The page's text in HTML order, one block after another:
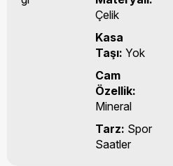
Çelik
Kasa
Taşı: Yok
Cam
Özellik:
Mineral
Tarz: Spor
Saatler